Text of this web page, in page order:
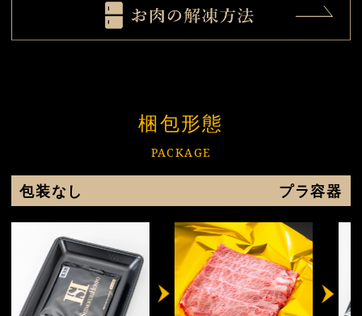
梱包形態
PACKAGE
包装なし プラ容器